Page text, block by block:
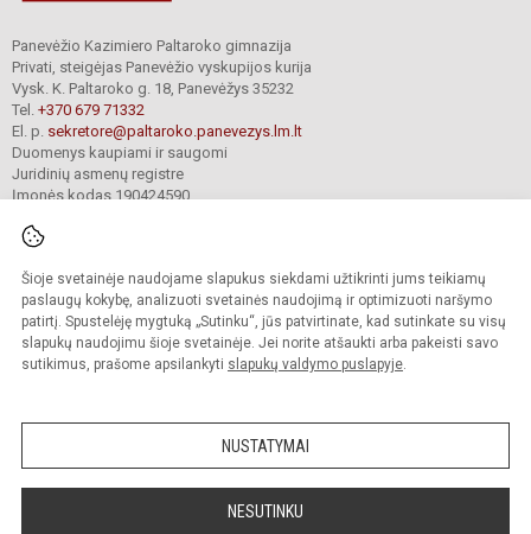
Šioje svetainėje naudojame slapukus siekdami užtikrinti jums teikiamų
paslaugų kokybę, analizuoti svetainės naudojimą ir optimizuoti naršymo
patirtį. Spustelėję mygtuką „Sutinku“, jūs patvirtinate, kad sutinkate su visų
slapukų naudojimu šioje svetainėje. Jei norite atšaukti arba pakeisti savo
sutikimus, prašome apsilankyti slapukų valdymo puslapyje.
NUSTATYMAI
NESUTINKU
Panevėžio Kazimiero Paltaroko gimnazija
Privati, steigėjas Panevėžio vyskupijos kurija
Vysk. K. Paltaroko g. 18, Panevėžys 35232
Tel. +370 679 71332
El. p. sekretore@paltaroko.panevezys.lm.lt
Duomenys kaupiami ir saugomi
Juridinių asmenų registre
Įmonės kodas 190424590
© 2023. Panevėžio Kazimiero Paltaroko gimnazija. Visos teisės saugomos.
Kopijuoti turinį be raštiško įstaigos administracijos sutikimo griežtai draudžiama.
Versija neįgaliesiems Slapukų valdymas
Sumanus būdas atnaujinti